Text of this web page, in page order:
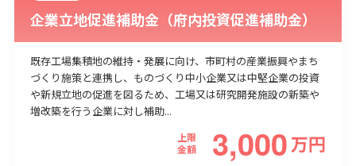
業種
物流・運輸業 製造業 情報通信業 卸売･小売業
飲食業
建設･不動産業
サービス業 医療･福祉 農業･林業
漁業
宿泊･旅館業
その他
企業立地促進補助金（府内投資促進補助金）
既存工場集積地の維持・発展に向け、市町村の産業振興やまち
づくり施策と連携し、ものづくり中小企業又は中堅企業の投資
や新規立地の促進を図るため、工場又は研究開発施設の新築や
増改築を行う企業に対し補助...
上限
金額
3,000万円